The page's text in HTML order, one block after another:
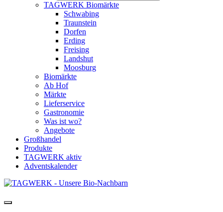
TAGWERK Biomärkte
Schwabing
Traunstein
Dorfen
Erding
Freising
Landshut
Moosburg
Biomärkte
Ab Hof
Märkte
Lieferservice
Gastronomie
Was ist wo?
Angebote
Großhandel
Produkte
TAGWERK aktiv
Adventskalender